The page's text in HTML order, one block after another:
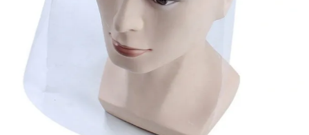
ПУТЕШЕСТВИЕ
ФАБРИКИ
ПРОВЕРКА
КАЧЕСТВА